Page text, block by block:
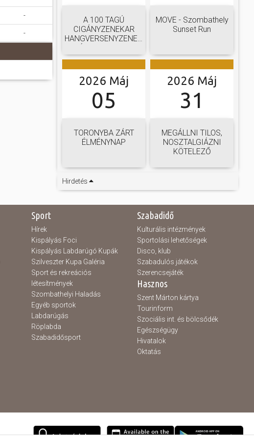
A 100 TAGÚ
CIGÁNYZENEKAR
HANGVERSENYZENEKARI
MOVE - Szombathely
Sunset Run
2026 Máj
05
TORONYBA ZÁRT
ÉLMÉNYNAP
2026 Máj
31
MEGÁLLNI TILOS,
NOSZTALGIÁZNI
KÖTELEZŐ
Hirdetés
-
-
Sport
Hírek
Kispályás Foci
Kispályás Labdarúgó Kupák
Szilveszter Kupa Galéria
Sport és rekreációs
létesítmények
Szombathelyi Haladás
Egyéb sportok
Labdarúgás
Röplabda
Szabadidősport
Szabadidő
Kulturális intézmények
Sportolási lehetőségek
Disco, klub
Szabadulós játékok
Szerencsejáték
Hasznos
Szent Márton kártya
Tourinform
Szociális int. és bölcsődék
Egészségügy
Hivatalok
Oktatás